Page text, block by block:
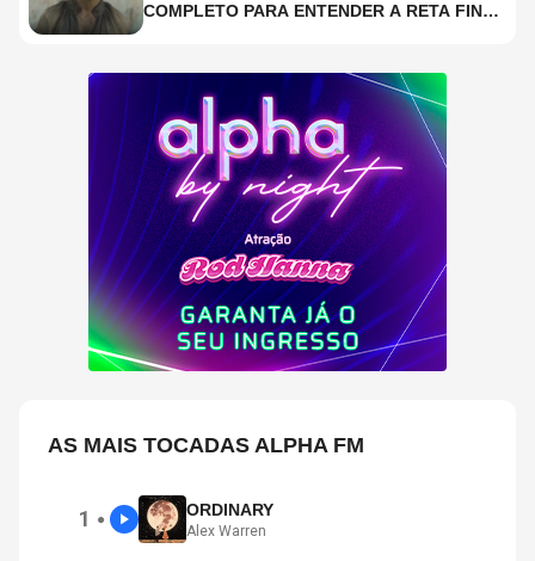
COMPLETO PARA ENTENDER A RETA FINAL
AS MAIS TOCADAS ALPHA FM
1 ● ORDINARY
Alex Warren